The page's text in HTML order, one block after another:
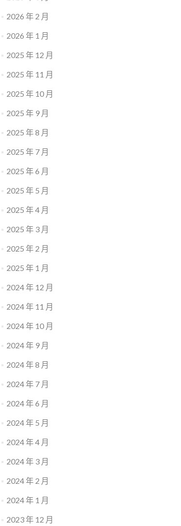
2026 年 2 月
2026 年 1 月
2025 年 12 月
2025 年 11 月
2025 年 10 月
2025 年 9 月
2025 年 8 月
2025 年 7 月
2025 年 6 月
2025 年 5 月
2025 年 4 月
2025 年 3 月
2025 年 2 月
2025 年 1 月
2024 年 12 月
2024 年 11 月
2024 年 10 月
2024 年 9 月
2024 年 8 月
2024 年 7 月
2024 年 6 月
2024 年 5 月
2024 年 4 月
2024 年 3 月
2024 年 2 月
2024 年 1 月
2023 年 12 月